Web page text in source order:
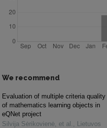
We recommend
Evaluation of multiple criteria quality
of mathematics learning objects in
eQNet project
Silvija Sėrikovienė, et al.
Lietuvos